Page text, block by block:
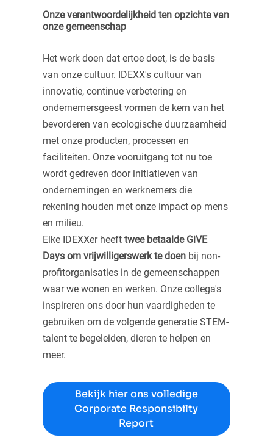
Onze verantwoordelijkheid ten opzichte van
onze gemeenschap
Het werk doen dat ertoe doet, is de basis
van onze cultuur. IDEXX's cultuur van
innovatie, continue verbetering en
ondernemersgeest vormen de kern van het
bevorderen van ecologische duurzaamheid
met onze producten, processen en
faciliteiten. Onze vooruitgang tot nu toe
wordt gedreven door initiatieven van
ondernemingen en werknemers die
rekening houden met onze impact op mens
en milieu.
Elke IDEXXer heeft twee betaalde GiVE
Days om vrijwilligerswerk te doen bij non-
profitorganisaties in de gemeenschappen
waar we wonen en werken. Onze collega's
inspireren ons door hun vaardigheden te
gebruiken om de volgende generatie STEM-
talent te begeleiden, dieren te helpen en
meer.
Bekijk hier ons volledige
Corporate Responsibilty
Report